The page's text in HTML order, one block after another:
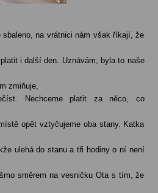
sbaleno, na vrátnici nám však říkají, že
i další den. Uznávám, byla to naše
zmiňuje,
Nechceme platit za něco, co
opět vztyčujeme oba stany. Katka
ulehá do stanu a tři hodiny o ní není
směrem na vesničku Ota s tím, že